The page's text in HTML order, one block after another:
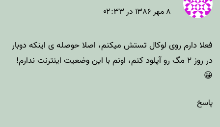
۸ مهر ۱۳۸۶ در ۰۲:۳۳
فعلا دارم روی لوکال تستش میکنم، اصلا حوصله ی اینکه دوبار
در روز ۲ مگ رو آپلود کنم، اونم با این وضعیت اینترنت ندارم!
😀
پاسخ